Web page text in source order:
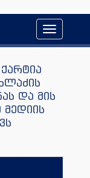
Toggle
navigation
და მის